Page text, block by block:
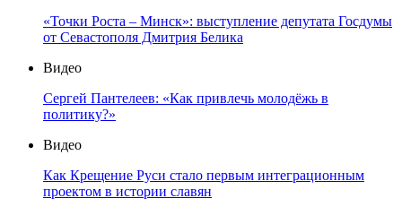
«Точки Роста – Минск»: выступление депутата Госдумы
от Севастополя Дмитрия Белика
Видео
Сергей Пантелеев: «Как привлечь молодёжь в
политику?»
Видео
Как Крещение Руси стало первым интеграционным
проектом в истории славян